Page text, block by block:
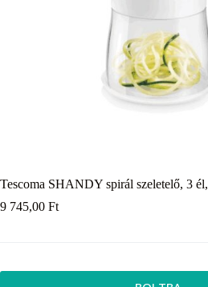
Tescoma SHANDY spirál szeletelő, 3 él,
9 745,00 Ft